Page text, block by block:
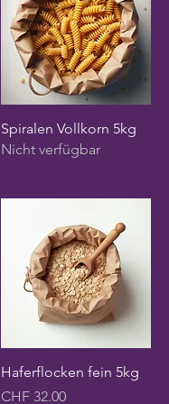
Schnellansicht
Spiralen Vollkorn 5kg
Nicht verfügbar
Schnellansicht
Haferflocken fein 5kg
Preis
CHF 32.00